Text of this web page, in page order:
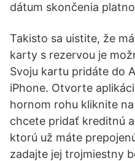
dátum skončenia
Takisto sa uistite, že
karty s rezervou je
Svoju kartu pridáte do
iPhone. Otvorte
hornom rohu kliknite na
chcete pridať kreditnú
ktorú už máte
zadajte jej trojmiestny